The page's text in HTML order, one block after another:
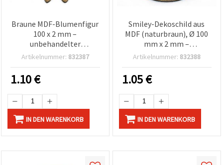
Braune MDF-Blumenfigur
100 x 2 mm –
unbehandelter
Bastelrohling zum
& Wanddeko
Artikelnummer: 832387
1.10€
IN DEN WARENKORB
Smiley-Dekoschild aus
MDF (naturbraun), Ø 100
mm x 2 mm –
unbehandelter
Bemalen, Decoupage &
als Wanddeko
Artikelnummer: 832388
1.05€
IN DEN WARENKORB